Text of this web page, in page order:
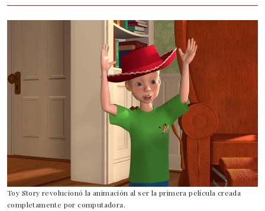
Toy Story revolucionó la animación al ser la primera película creada
completamente por computadora.